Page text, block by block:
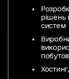
рішень
систем